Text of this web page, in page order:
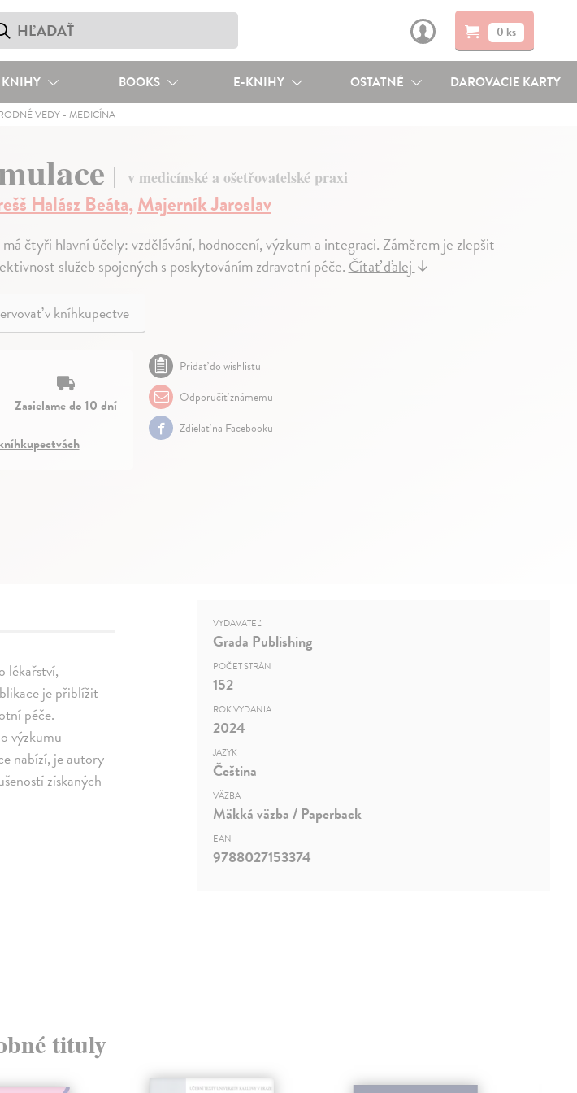
0 ks
KNIHY BOOKS E-KNIHY OSTATNÉ DAROVACIE KARTY
VEDY -MEDICÍNA
v medicínské a ošetřovatelské praxi
Halász Beáta,Majerník Jaroslav
čtyři hlavní účely: vzdělávání, hodnocení, výzkum a integraci. Záměrem je zlepšit
služeb spojených s poskytováním zdravotní péče.Čítať ďalej↓
v kníhkupectve
Zasielame do 10 dní
Pridať do wishlistu
Odporučiť známemu
Zdielať na Facebooku
lékařství,
je přiblížit
péče.
výzkumu
nabízí, je autory
získaných
VYDAVATEĽ
Grada Publishing
POČET STRÁN
152
ROK VYDANIA
2024
JAZYK
Čeština
VÄZBA
Mäkká väzba / Paperback
EAN
9788027153374
tituly